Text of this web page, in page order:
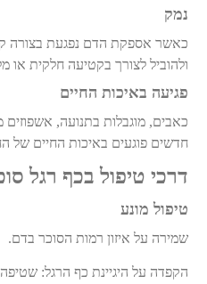
נמק
כאשר אספקת הדם נפגעת בצורה
ולהוביל לצורך בקטיעה חלקית או
פגיעה באיכות החיים
כאבים, מוגבלות בתנועה,
חדשים פוגעים באיכות החיים של
דרכי טיפול בכף רגל
טיפול מונע
שמירה על איזון רמות הסוכר בדם.
הקפדה על היגיינת כף הרגל: שטיפה